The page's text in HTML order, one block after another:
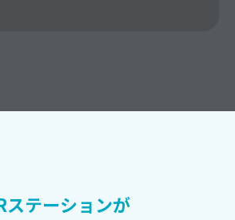
ステーションが